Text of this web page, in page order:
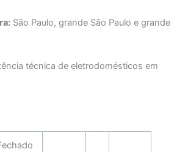
São Paulo, grande São Paulo e grande
técnica de eletrodomésticos em